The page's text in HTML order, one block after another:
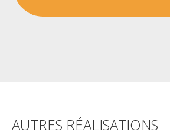
AUTRES RÉALISATIONS